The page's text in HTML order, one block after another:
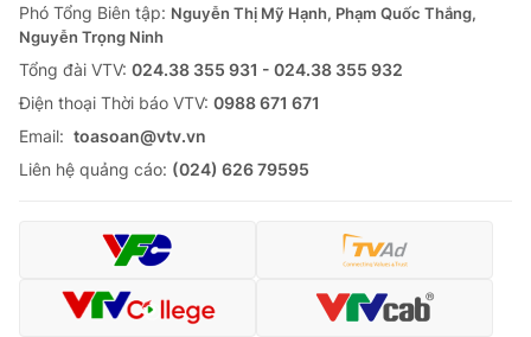
Phó Tổng Biên tập: Nguyễn Thị Mỹ Hạnh, Phạm Quốc Thắng,
Nguyễn Trọng Ninh
Tổng đài VTV: 024.38 355 931 - 024.38 355 932
Ðiện thoại Thời báo VTV: 0988 671 671
Email: toasoan@vtv.vn
Liên hệ quảng cáo: (024) 626 79595